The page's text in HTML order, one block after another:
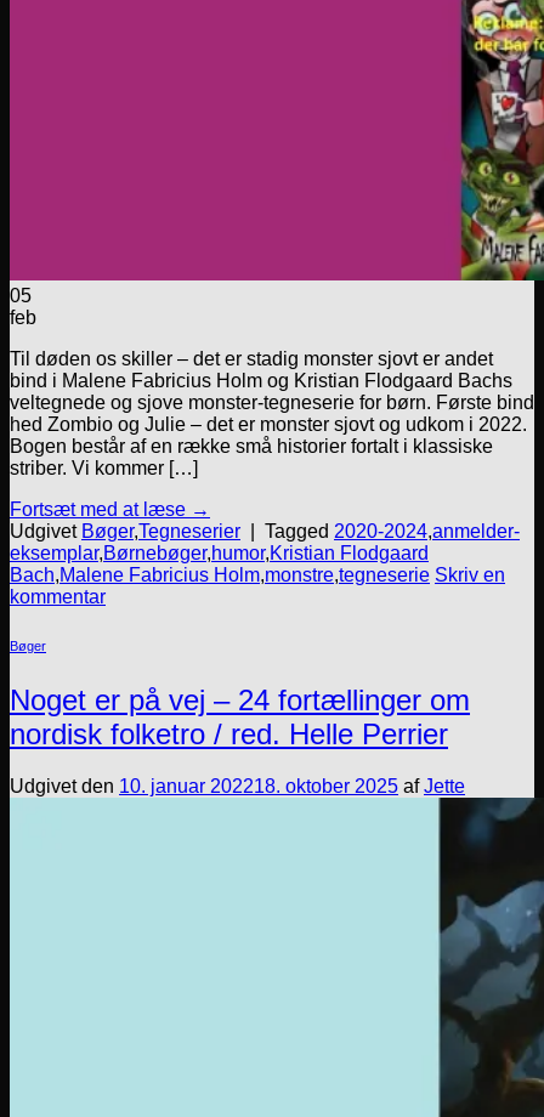
05
feb
Til døden os skiller – det er stadig monster sjovt er andet
bind i Malene Fabricius Holm og Kristian Flodgaard Bachs
veltegnede og sjove monster-tegneserie for børn. Første bind
hed Zombio og Julie – det er monster sjovt og udkom i 2022.
Bogen består af en række små historier fortalt i klassiske
striber. Vi kommer […]
Fortsæt med at læse →
Udgivet Bøger,Tegneserier Tagged 2020-2024,anmelder-
eksemplar,Børnebøger,humor,Kristian Flodgaard
Bach,Malene Fabricius Holm,monstre,tegneserie Skriv en
kommentar
Bøger
Noget er på vej – 24 fortællinger om
nordisk folketro / red. Helle Perrier
Udgivet den 10. januar 202218. oktober 2025 afJette